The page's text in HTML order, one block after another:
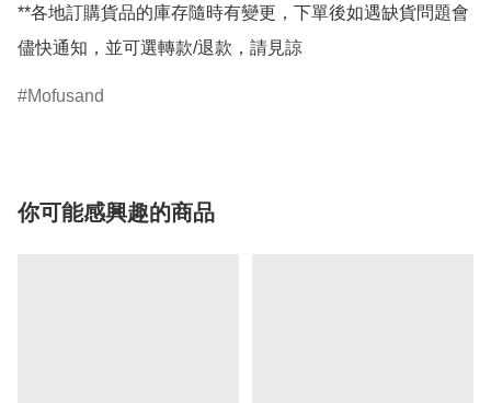
**各地訂購貨品的庫存隨時有變更，下單後如遇缺貨問題會
儘快通知，並可選轉款/退款，請見諒
Mofusand
你可能感興趣的商品